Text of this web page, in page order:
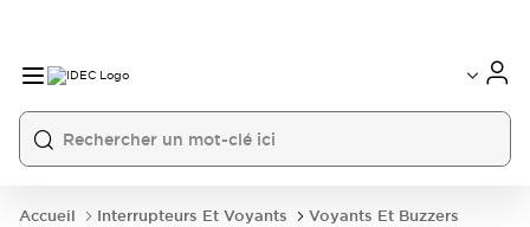
Accueil Interrupteurs Et Voyants
Voyants Et Buzzers